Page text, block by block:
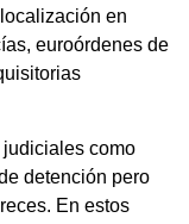
en
euroórdenes de
como
detención pero
En estos